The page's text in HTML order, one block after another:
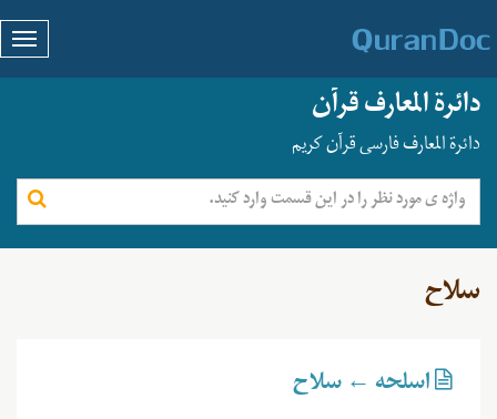
دائرة المعارف قرآن
دائرة المعارف فارسی قرآن کریم
سلاح
اسلحه ← سلاح